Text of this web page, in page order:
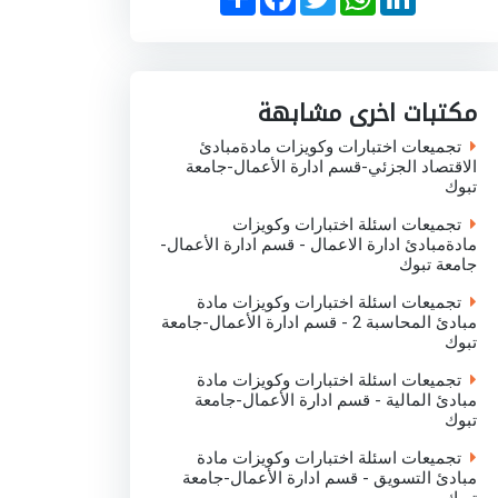
h
a
a
c
k
w
i
h
a
p
i
n
n
مكتبات اخرى مشابهة
تجميعات اختبارات وكويزات مادةمبادئ
الاقتصاد الجزئي-قسم ادارة الأعمال-جامعة
تبوك
تجميعات اسئلة اختبارات وكويزات
مادةمبادئ ادارة الاعمال - قسم ادارة الأعمال-
جامعة تبوك
تجميعات اسئلة اختبارات وكويزات مادة
مبادئ المحاسبة 2 - قسم ادارة الأعمال-جامعة
تبوك
تجميعات اسئلة اختبارات وكويزات مادة
مبادئ المالية - قسم ادارة الأعمال-جامعة
تبوك
تجميعات اسئلة اختبارات وكويزات مادة
مبادئ التسويق - قسم ادارة الأعمال-جامعة